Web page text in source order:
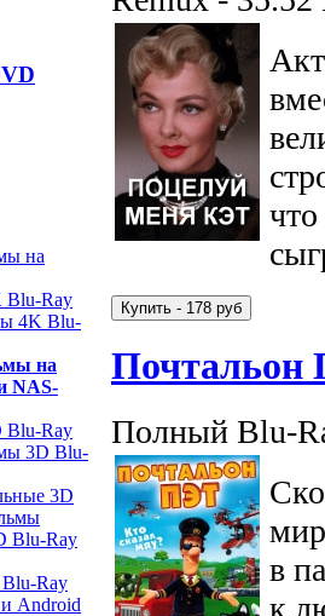
на
Ray
4K Blu-
на
NAS-
Ray
3D Blu-
3D
Blu-Ray
Ray
Android
Почтальон
Полный Blu-
в
к